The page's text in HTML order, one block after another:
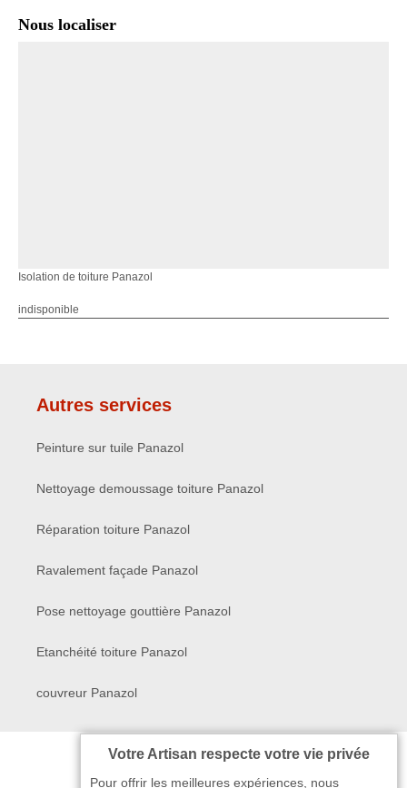
Nous localiser
Isolation de toiture Panazol
indisponible
Autres services
Peinture sur tuile Panazol
Nettoyage demoussage toiture Panazol
Réparation toiture Panazol
Ravalement façade Panazol
Pose nettoyage gouttière Panazol
Etanchéité toiture Panazol
couvreur Panazol
Votre Artisan respecte votre vie privée
Pour offrir les meilleures expériences, nous